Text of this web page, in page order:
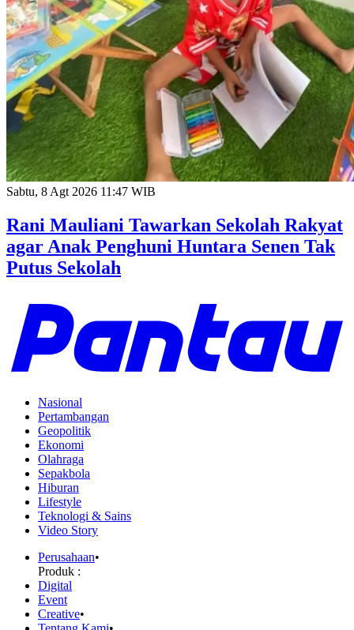
Sabtu, 8 Agt 2026 11:47 WIB
Rani Mauliani Tawarkan Sekolah Rakyat
agar Anak Penghuni Huntara Senen Tak
Putus Sekolah
Nasional
Pertambangan
Geopolitik
Ekonomi
Olahraga
Sepakbola
Hiburan
Lifestyle
Teknologi & Sains
Video Story
Perusahaan•
Produk :
Digital
Event
Creative•